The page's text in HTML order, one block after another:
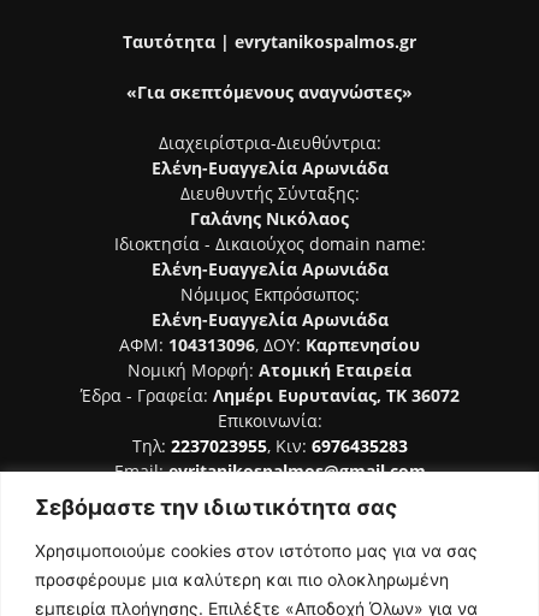
Σεβόμαστε την ιδιωτικότητα σας
Χρησιμοποιούμε cookies στον ιστότοπο μας για να σας
προσφέρουμε μια καλύτερη και πιο ολοκληρωμένη
εμπειρία πλοήγησης. Επιλέξτε «Αποδοχή Όλων» για να
Ταυτότητα | evrytanikospalmos.gr
«Για σκεπτόμενους αναγνώστες»
Διαχειρίστρια-Διευθύντρια:
Ελένη-Ευαγγελία Αρωνιάδα
Διευθυντής Σύνταξης:
Γαλάνης Νικόλαος
Ιδιοκτησία - Δικαιούχος domain name:
Ελένη-Ευαγγελία Αρωνιάδα
Νόμιμος Εκπρόσωπος:
Ελένη-Ευαγγελία Αρωνιάδα
ΑΦΜ: 104313096, ΔΟΥ: Καρπενησίου
Νομική Μορφή: Ατομική Εταιρεία
Έδρα - Γραφεία: Λημέρι Ευρυτανίας, ΤΚ 36072
Επικοινωνία:
Τηλ: 2237023955, Κιν: 6976435283
Email:evritanikospalmos@gmail.com
Αριθμός Πιστοποίησης Μ.Η.Τ. 242044